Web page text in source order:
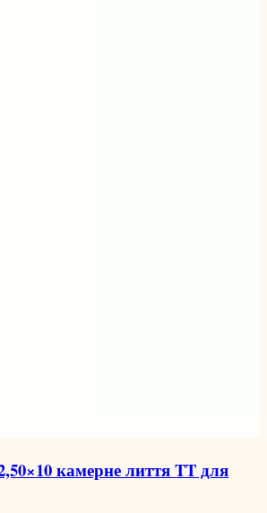
камерне лиття TT для